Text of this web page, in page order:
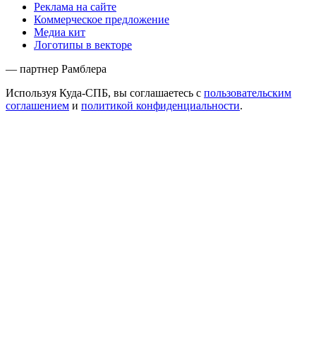
Реклама на сайте
Коммерческое предложение
Медиа кит
Логотипы в векторе
— партнер Рамблера
Используя Куда-СПБ, вы соглашаетесь с пользовательским
соглашением и политикой конфиденциальности.